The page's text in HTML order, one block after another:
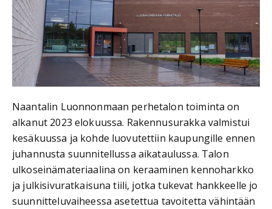
Naantalin Luonnonmaan perhetalon toiminta on
alkanut 2023 elokuussa. Rakennusurakka valmistui
kesäkuussa ja kohde luovutettiin kaupungille ennen
juhannusta suunnitellussa aikataulussa. Talon
ulkoseinämateriaalina on keraaminen kennoharkko
ja julkisivuratkaisuna tiili, jotka tukevat hankkeelle jo
suunnitteluvaiheessa asetettua tavoitetta vähintään